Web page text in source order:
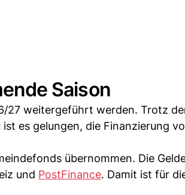
Saison
27 weitergeführt werden. Trotz
es gelungen, die Finanzierung
übernommen. Die
und PostFinance. Damit ist für